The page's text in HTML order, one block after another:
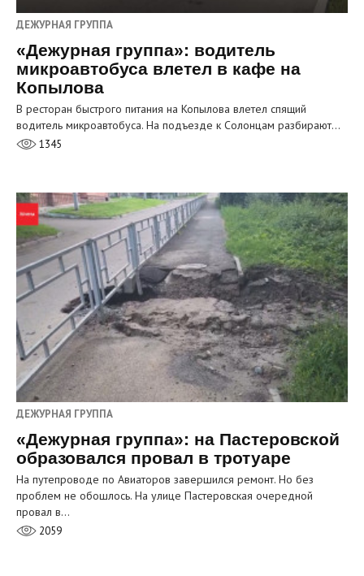
ДЕЖУРНАЯ ГРУППА
«Дежурная группа»: водитель
микроавтобуса влетел в кафе на
Копылова
В ресторан быстрого питания на Копылова влетел спящий
водитель микроавтобуса. На подъезде к Солонцам разбирают…
1345
ДЕЖУРНАЯ ГРУППА
«Дежурная группа»: на Пастеровской
образовался провал в тротуаре
На путепроводе по Авиаторов завершился ремонт. Но без
проблем не обошлось. На улице Пастеровская очередной
провал в…
2059